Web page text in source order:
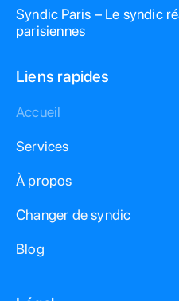
Syndic Paris – Le syndic
parisiennes
Liens rapides
Accueil
Services
À propos
Changer de syndic
Blog